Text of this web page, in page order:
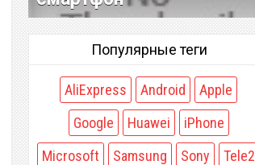
Популярные теги
AliExpress Android
Apple
Google
Huawei
iPhone
Microsoft
Samsung Sony
Tele2